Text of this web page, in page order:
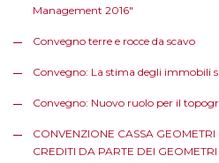
Management 2016"
Convegno terre e rocce da scavo
Convegno: La stima degli immobili
Convegno: Nuovo ruolo per il
CONVENZIONE CASSA
CREDITI DA PARTE DEI